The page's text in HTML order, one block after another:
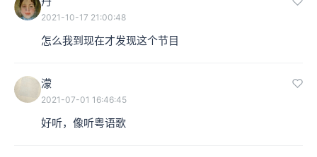
2021-10-17 21:00:48
怎么我到现在才发现这个节目
濛
2021-07-01 16:46:45
好听，像听粤语歌